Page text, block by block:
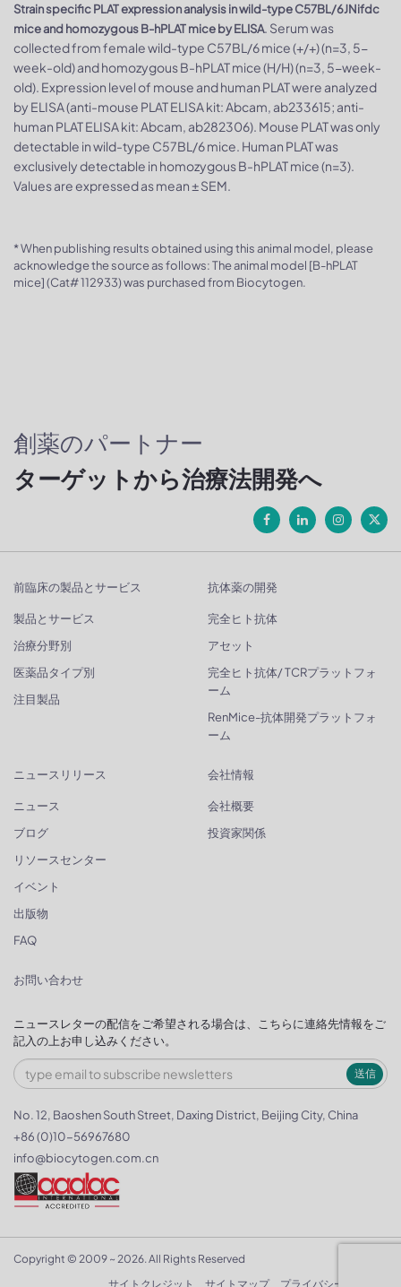
Strain specific PLAT expression analysis in wild-type C57BL/6JNifdc
mice and homozygous B-hPLAT mice by ELISA. Serum was
collected from female wild-type C57BL/6 mice (+/+) (n=3, 5-
week-old) and homozygous B-hPLAT mice (H/H) (n=3, 5-week-
old). Expression level of mouse and human PLAT were analyzed
by ELISA (anti-mouse PLAT ELISA kit: Abcam, ab233615; anti-
human PLAT ELISA kit: Abcam, ab282306). Mouse PLAT was only
detectable in wild-type C57BL/6 mice. Human PLAT was
exclusively detectable in homozygous B-hPLAT mice (n=3).
Values are expressed as mean ± SEM.
* When publishing results obtained using this animal model, please
acknowledge the source as follows: The animal model [B-hPLAT
mice] (Cat# 112933) was purchased from Biocytogen.
創薬のパートナー
ターゲットから治療法開発へ
前臨床の製品とサービス
製品とサービス
治療分野別
医薬品タイプ別
注目製品
抗体薬の開発
完全ヒト抗体
アセット
完全ヒト抗体/ TCRプラットフォ
ーム
RenMice-抗体開発プラットフォ
ーム
ニュースリリース
ニュース
ブログ
リソースセンター
イベント
出版物
FAQ
会社情報
会社概要
投資家関係
お問い合わせ
ニュースレターの配信をご希望される場合は、こちらに連絡先情報をご
記入の上お申し込みください。
送信
No. 12, Baoshen South Street, Daxing District, Beijing City, China
+86 (0)10-56967680
info@biocytogen.com.cn
Copyright © 2009 ~ 2026. All Rights Reserved
サイトクレジット
サイトマップ プライバシーポリシー